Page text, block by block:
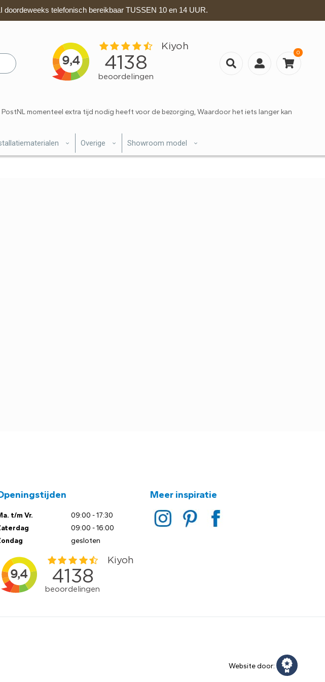
telefonisch bereikbaar TUSSEN 10 en 14 UUR.
0
momenteel extra tijd nodig heeft voor de bezorging, Waardoor het iets langer kan
Overige Showroom model
t/m Vr.
09:00 - 17:30
09:00 - 16:00
gesloten
Meer inspiratie
Website door: